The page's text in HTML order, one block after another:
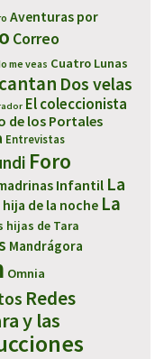
Aventuras por
Correo
me veas Cuatro Lunas
Dos velas
El coleccionista
de los Portales
Entrevistas
Foro
Infantil La
hija de la noche La
hijas de Tara
Mandrágora
Omnia
Redes
y las